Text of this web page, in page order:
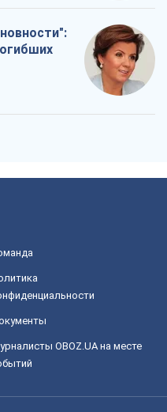
OBOZ.UA на месте